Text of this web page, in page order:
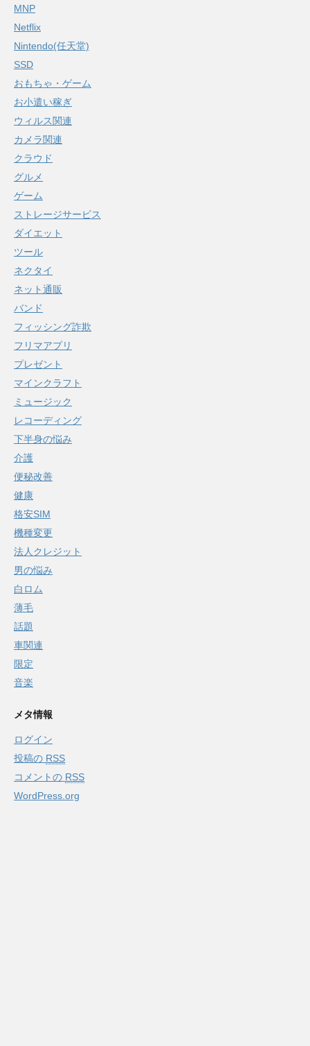
MNP
Netflix
Nintendo(任天堂)
SSD
おもちゃ・ゲーム
お小遣い稼ぎ
ウィルス関連
カメラ関連
クラウド
グルメ
ゲーム
ストレージサービス
ダイエット
ツール
ネクタイ
ネット通販
バンド
フィッシング詐欺
フリマアプリ
プレゼント
マインクラフト
ミュージック
レコーディング
下半身の悩み
介護
便秘改善
健康
格安SIM
機種変更
法人クレジット
男の悩み
白ロム
薄毛
話題
車関連
限定
音楽
メタ情報
ログイン
投稿の RSS
コメントの RSS
WordPress.org